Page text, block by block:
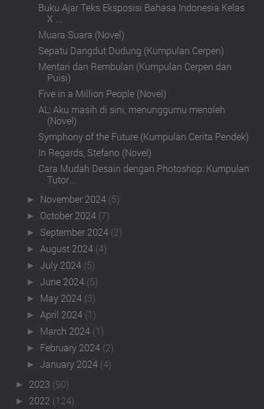
Buku Ajar Teks Eksposisi Bahasa Indonesia Kelas
X ...
Muara Suara (Novel)
Sepatu Dangdut Dudung (Kumpulan Cerpen)
Mentari dan Rembulan (Kumpulan Cerpen dan
Puisi)
Five in a Million People (Novel)
AL: Aku masih di sini, menunggumu menoleh
(Novel)
Symphony of the Future (Kumpulan Cerita Pendek)
In Regards, Stefano (Novel)
Cara Mudah Desain dengan Photoshop: Kumpulan
Tutor...
► November 2024 (5)
► October 2024 (7)
► September 2024 (2)
► August 2024 (4)
►July 2024 (5)
►June 2024 (5)
► May 2024 (3)
► April 2024 (1)
► March 2024 (1)
► February 2024 (2)
►January 2024 (4)
► 2023 (90)
► 2022 (124)